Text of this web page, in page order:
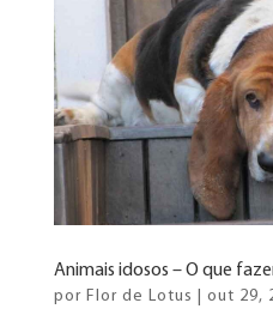
Animais idosos – O que
por Flor de Lotus out 29,